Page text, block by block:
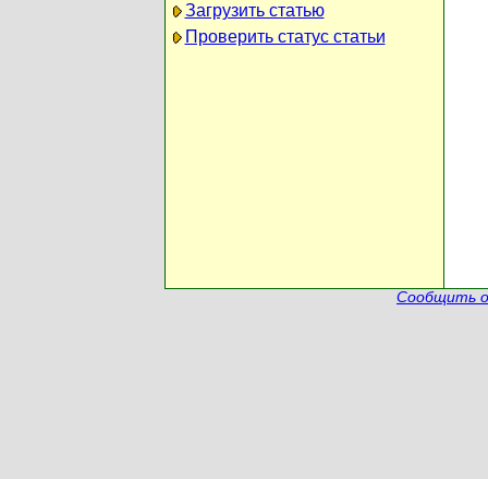
Загрузить статью
Проверить статус статьи
Сообщить о